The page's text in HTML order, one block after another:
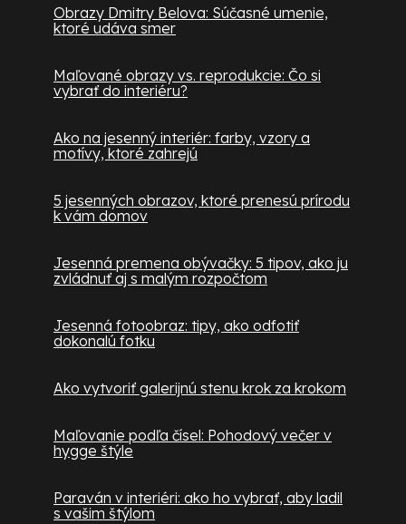
Obrazy Dmitry Belova: Súčasné umenie,
ktoré udáva smer
Maľované obrazy vs. reprodukcie: Čo si
vybrať do interiéru?
Ako na jesenný interiér: farby, vzory a
motívy, ktoré zahrejú
5 jesenných obrazov, ktoré prenesú prírodu
k vám domov
Jesenná premena obývačky: 5 tipov, ako ju
zvládnuť aj s malým rozpočtom
Jesenná fotoobraz: tipy, ako odfotiť
dokonalú fotku
Ako vytvoriť galerijnú stenu krok za krokom
Maľovanie podľa čísel: Pohodový večer v
hygge štýle
Paraván v interiéri: ako ho vybrať, aby ladil
s vašim štýlom